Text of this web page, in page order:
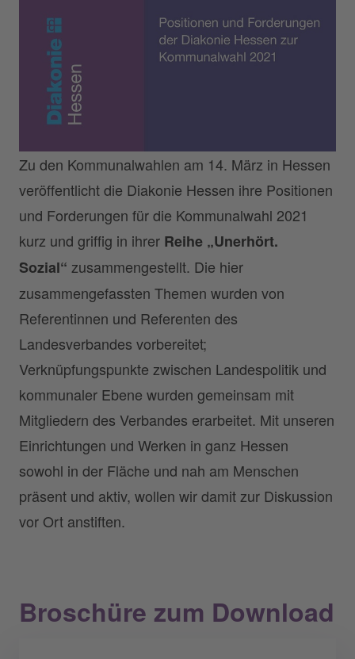
Zu den Kommunalwahlen am 14. März in Hessen
veröffentlicht die Diakonie Hessen ihre Positionen
und Forderungen für die Kommunalwahl 2021
kurz und griffig in ihrer Reihe „Unerhört.
Sozial“ zusammengestellt. Die hier
zusammengefassten Themen wurden von
Referentinnen und Referenten des
Landesverbandes vorbereitet;
Verknüpfungspunkte zwischen Landespolitik und
kommunaler Ebene wurden gemeinsam mit
Mitgliedern des Verbandes erarbeitet. Mit unseren
Einrichtungen und Werken in ganz Hessen
sowohl in der Fläche und nah am Menschen
präsent und aktiv, wollen wir damit zur Diskussion
vor Ort anstiften.
Broschüre zum Download